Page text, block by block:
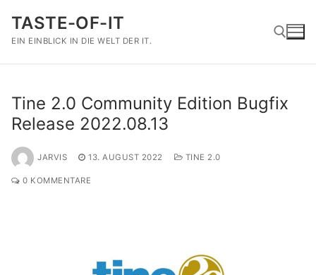
Inhalt
springen
TASTE-OF-IT
EIN EINBLICK IN DIE WELT DER IT.
Tine 2.0 Community Edition Bugfix
Release 2022.08.13
JARVIS 13. AUGUST 2022 TINE 2.0
0 KOMMENTARE